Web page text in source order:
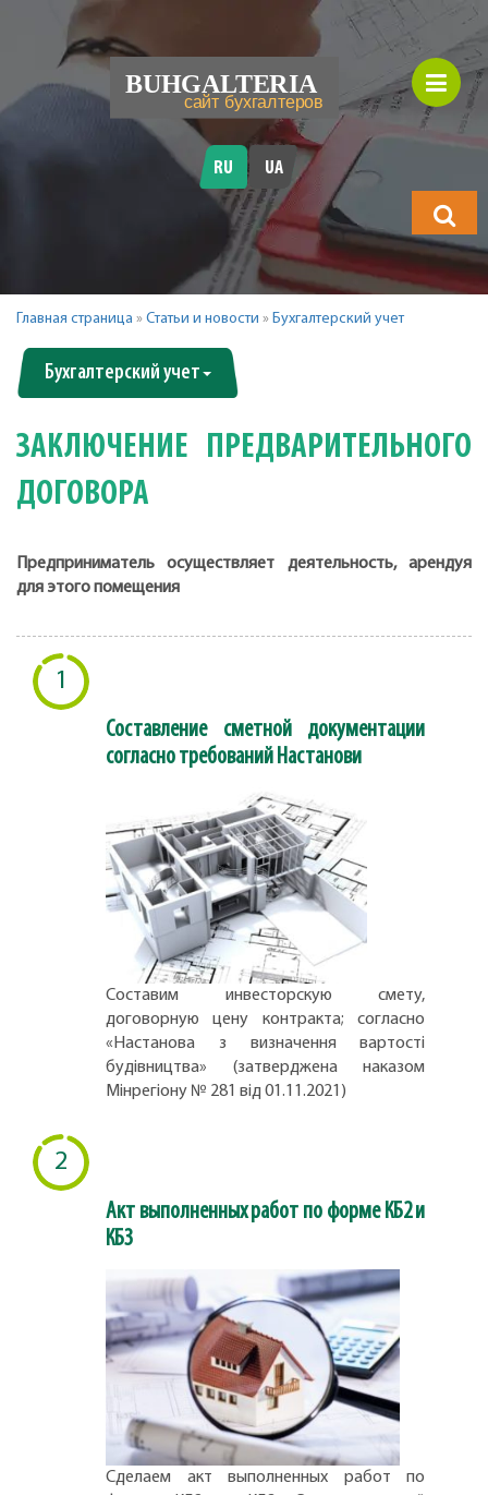
будете
искать?
RU UA
Главная страница » Статьи и новости » Бухгалтерский учет
Бухгалтерский учет
ЗАКЛЮЧЕНИЕ ПРЕДВАРИТЕЛЬНОГО
ДОГОВОРА
Предприниматель осуществляет деятельность, арендуя
для этого помещения
1
Составление сметной документации
согласно требований Настанови
Составим инвесторскую смету,
договорную цену контракта; согласно
«Настанова з визначення вартості
будівництва» (затверджена наказом
Мінрегіону № 281 від 01.11.2021)
2
Акт выполненных работ по форме КБ2 и
КБ3
Сделаем акт выполненных работ по